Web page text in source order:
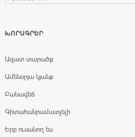
ԽՈՐԱԳՐԵՐ
Ազատ տարածք
Ամենօրյա կյանք
Բանավեճ
Գիտահանրամատչելի
Երբ ուսանող ես